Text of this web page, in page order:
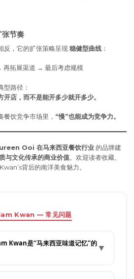
张节奏
反，它的扩张策略呈现稳健型曲线 ：
拓展渠道 → 最后考虑规模
型路径：
店，而不是能开多少就开多少。
餐饮竞争市场里， “慢”也能成为竞争力。
Ooi 在马来西亚餐饮行业 的品牌建
与文化传承的商业价值。欢迎读者收藏、
背后的南洋美食魅力。
Kwan — 常见问题
Kwan是“马来西亚味道记忆”的 ▼